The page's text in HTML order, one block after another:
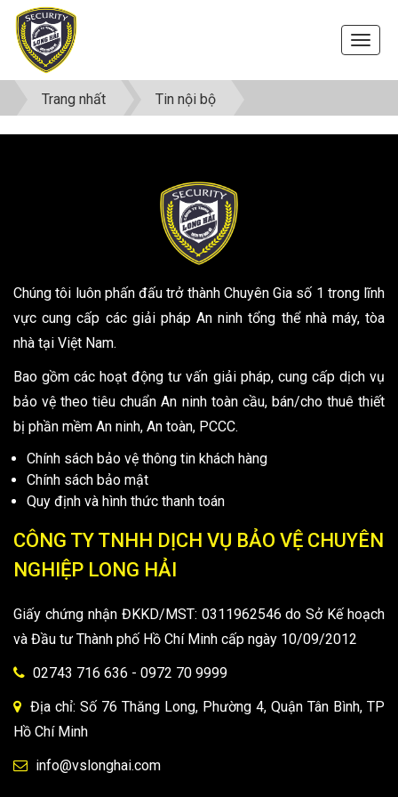
Trang nhất Tin nội bộ
Chúng tôi luôn phấn đấu trở thành Chuyên Gia số 1 trong lĩnh
vực cung cấp các giải pháp An ninh tổng thể nhà máy, tòa
nhà tại Việt Nam.
Bao gồm các hoạt động tư vấn giải pháp, cung cấp dịch vụ
bảo vệ theo tiêu chuẩn An ninh toàn cầu, bán/cho thuê thiết
bị phần mềm An ninh, An toàn, PCCC.
Chính sách bảo vệ thông tin khách hàng
Chính sách bảo mật
Quy định và hình thức thanh toán
CÔNG TY TNHH DỊCH VỤ BẢO VỆ CHUYÊN
NGHIỆP LONG HẢI
Giấy chứng nhận ĐKKD/MST: 0311962546 do Sở Kế hoạch
và Đầu tư Thành phố Hồ Chí Minh cấp ngày 10/09/2012
02743 716 636 - 0972 70 9999
Địa chỉ: Số 76 Thăng Long, Phường 4, Quận Tân Bình, TP
Hồ Chí Minh
info@vslonghai.com